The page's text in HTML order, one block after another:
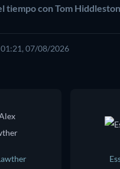
tiempo con Tom Hiddleston
07/08/2026